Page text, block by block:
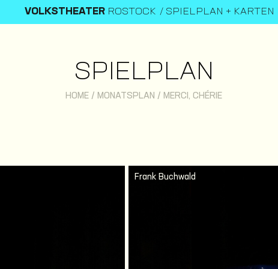
VOLKSTHEATER ROSTOCK SPIELPLAN + KARTEN
SPIELPLAN
HOME/ MONATSPLAN / MERCI, CHÉRIE
Frank Buchwald